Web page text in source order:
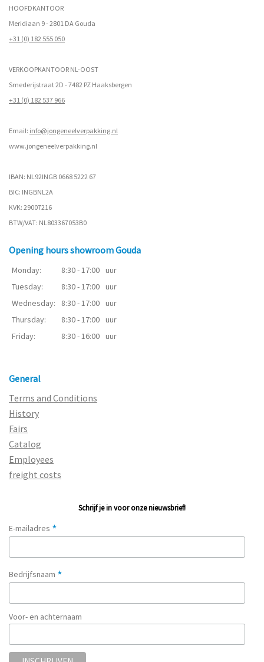
HOOFDKANTOOR
Meridiaan 9 - 2801 DA Gouda
+31 (0) 182 555 050
VERKOOPKANTOOR NL-OOST
Smederijstraat 2D - 7482 PZ Haaksbergen
+31 (0) 182 537 966
Email: info@jongeneelverpakking.nl
www.jongeneelverpakking.nl
IBAN: NL92INGB 0668 5222 67
BIC: INGBNL2A
KVK: 29007216
BTW/VAT: NL803367053B0
Opening hours showroom Gouda
Monday: 8:30 - 17:00 uur
Tuesday:
8:30 - 17:00 uur
Wednesday:
8:30 - 17:00 uur
Thursday:
8:30 - 17:00 uur
Friday:
8:30 - 16:00 uur
General
Terms and Conditions
History
Fairs
Catalog
Employees
freight costs
Schrijf je in voor onze nieuwsbrief!
E-mailadres *
Bedrijfsnaam *
Voor- en achternaam